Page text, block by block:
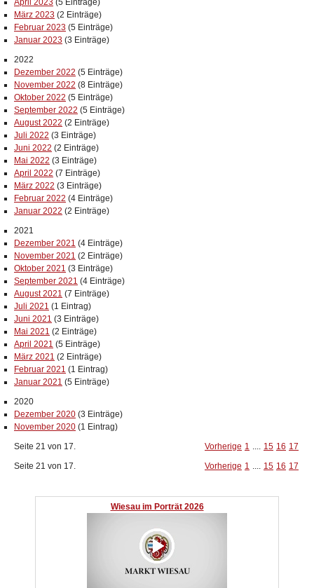
April 2023 (5 Einträge)
März 2023 (2 Einträge)
Februar 2023 (5 Einträge)
Januar 2023 (3 Einträge)
2022
Dezember 2022 (5 Einträge)
November 2022 (8 Einträge)
Oktober 2022 (5 Einträge)
September 2022 (5 Einträge)
August 2022 (2 Einträge)
Juli 2022 (3 Einträge)
Juni 2022 (2 Einträge)
Mai 2022 (3 Einträge)
April 2022 (7 Einträge)
März 2022 (3 Einträge)
Februar 2022 (4 Einträge)
Januar 2022 (2 Einträge)
2021
Dezember 2021 (4 Einträge)
November 2021 (2 Einträge)
Oktober 2021 (3 Einträge)
September 2021 (4 Einträge)
August 2021 (7 Einträge)
Juli 2021 (1 Eintrag)
Juni 2021 (3 Einträge)
Mai 2021 (2 Einträge)
April 2021 (5 Einträge)
März 2021 (2 Einträge)
Februar 2021 (1 Eintrag)
Januar 2021 (5 Einträge)
2020
Dezember 2020 (3 Einträge)
November 2020 (1 Eintrag)
Seite 21 von 17.
Vorherige 1 .... 15 16 17
Seite 21 von 17.
Vorherige 1 .... 15 16 17
Wiesau im Porträt 2026